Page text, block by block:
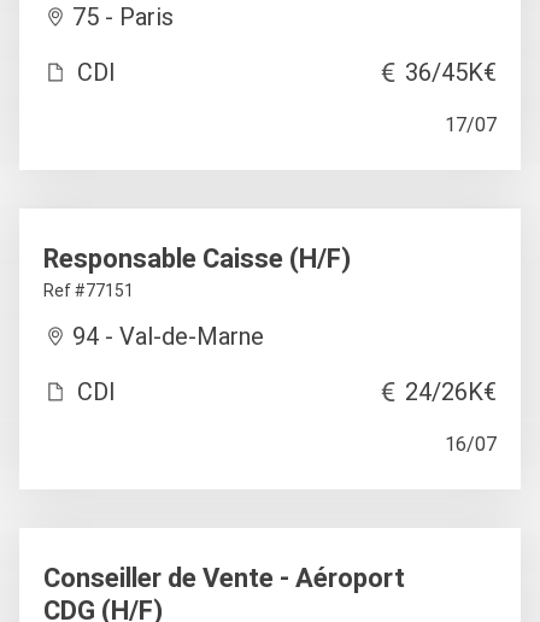
75 - Paris
CDI
36/45K€
17/07
Responsable Caisse (H/F)
Ref #77151
94 - Val-de-Marne
CDI
24/26K€
16/07
Conseiller de Vente - Aéroport
CDG (H/F)